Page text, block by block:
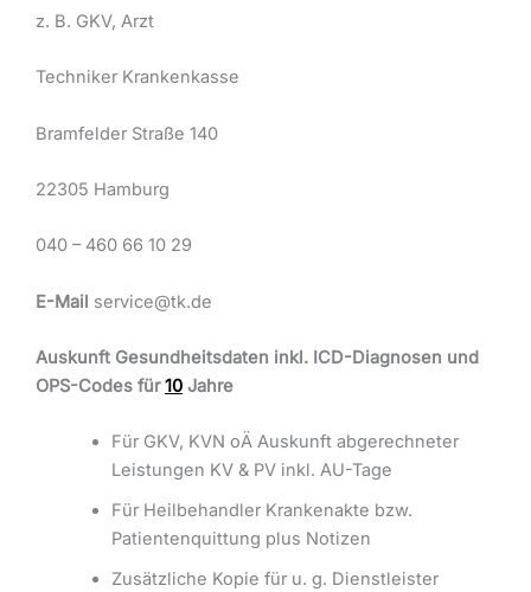
z. B. GKV, Arzt
Techniker Krankenkasse
Bramfelder Straße 140
22305 Hamburg
040 – 460 66 10 29
E-Mail service@tk.de
Auskunft Gesundheitsdaten inkl. ICD-Diagnosen und
OPS-Codes für10 Jahre
Für GKV, KVN oÄ Auskunft abgerechneter
Leistungen KV & PV inkl. AU-Tage
Für Heilbehandler Krankenakte bzw.
Patientenquittung plus Notizen
Zusätzliche Kopie für u. g. Dienstleister